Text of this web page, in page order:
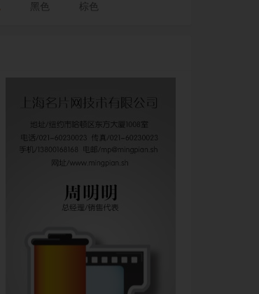
黑色 棕色